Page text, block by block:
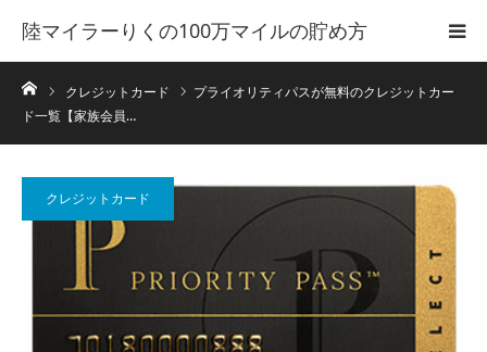
陸マイラーりくの100万マイルの貯め方
ホームクレジットカード
プライオリティパスが無料のクレジットカー
ド一覧【家族会員…
クレジットカード